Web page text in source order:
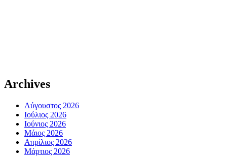
Archives
Αύγουστος 2026
Ιούλιος 2026
Ιούνιος 2026
Μάιος 2026
Απρίλιος 2026
Μάρτιος 2026